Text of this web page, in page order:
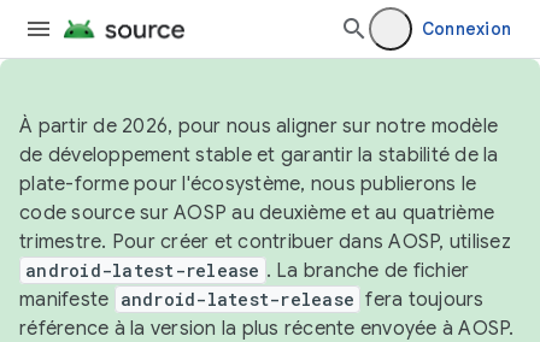
Connexion
À partir de 2026, pour nous aligner sur notre modèle
de développement stable et garantir la stabilité de la
plate-forme pour l'écosystème, nous publierons le
code source sur AOSP au deuxième et au quatrième
trimestre. Pour créer et contribuer dans AOSP, utilisez
android-latest-release . La branche de fichier
manifeste android-latest-release fera toujours
référence à la version la plus récente envoyée à AOSP.